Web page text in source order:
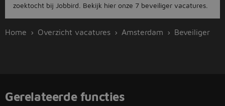
zoektocht bij Jobbird. Bekijk hier onze 7 beveiliger vacatures.
Home Overzicht vacatures Amsterdam Beveiliger
Gerelateerde functies